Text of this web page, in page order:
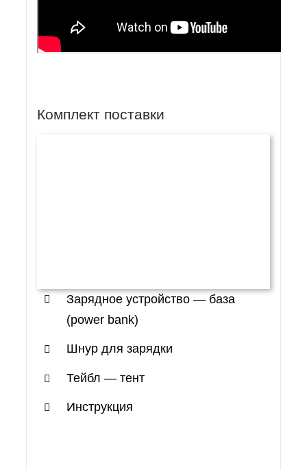
Комплект поставки
Зарядное устройство — база
(power bank)
Шнур для зарядки
Тейбл — тент
Инструкция